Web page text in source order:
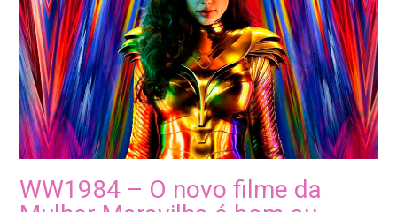
WW1984 – O novo filme da